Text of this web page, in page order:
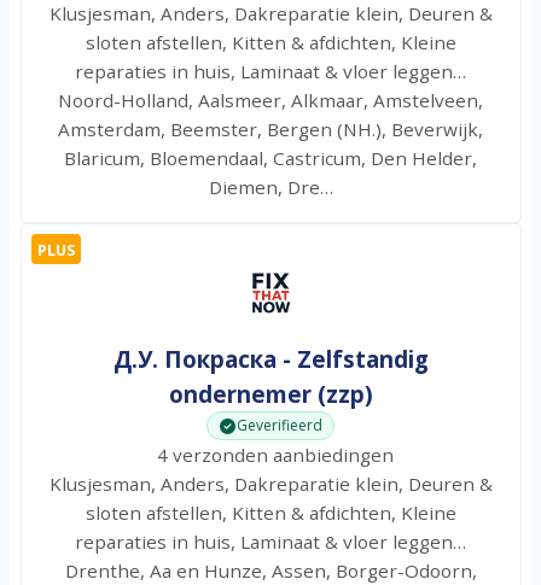
Klusjesman, Anders, Dakreparatie klein, Deuren &
sloten afstellen, Kitten & afdichten, Kleine
reparaties in huis, Laminaat & vloer leggen…
Noord-Holland, Aalsmeer, Alkmaar, Amstelveen,
Amsterdam, Beemster, Bergen (NH.), Beverwijk,
Blaricum, Bloemendaal, Castricum, Den Helder,
Diemen, Dre…
PLUS
Д.У. Покраска - Zelfstandig
ondernemer (zzp)
Geverifieerd
4 verzonden aanbiedingen
Klusjesman, Anders, Dakreparatie klein, Deuren &
sloten afstellen, Kitten & afdichten, Kleine
reparaties in huis, Laminaat & vloer leggen…
Drenthe, Aa en Hunze, Assen, Borger-Odoorn,